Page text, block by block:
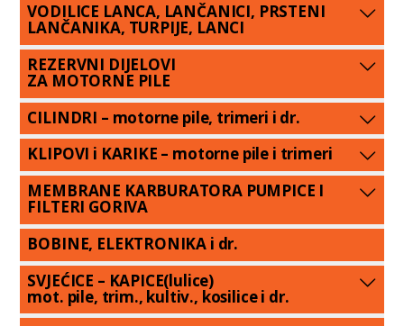
VODILICE LANCA, LANČANICI, PRSTENI
LANČANIKA, TURPIJE, LANCI
REZERVNI DIJELOVI
ZA MOTORNE PILE
CILINDRI – motorne pile, trimeri i dr.
KLIPOVI i KARIKE – motorne pile i trimeri
MEMBRANE KARBURATORA PUMPICE I
FILTERI GORIVA
BOBINE, ELEKTRONIKA i dr.
SVJEĆICE – KAPICE(lulice)
mot. pile, trim., kultiv., kosilice i dr.